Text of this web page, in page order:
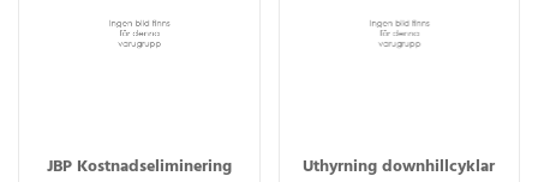
JBP Kostnadseliminering Uthyrning downhillcyklar